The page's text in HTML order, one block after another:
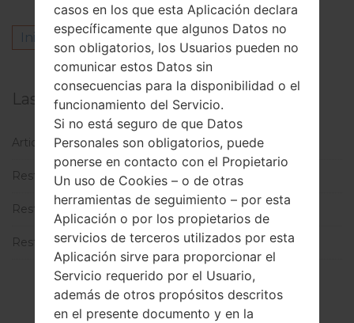
Inicie la sesiónpara dejar su comentario.
Las categorías
Articulos utiles (1)
Restablecer datos de fábrica a través del código
Restablecer datos de fábrica a través del menú (11)
Restablecimiento Completo (3)
casos en los que esta Aplicación declara
específicamente que algunos Datos no
son obligatorios, los Usuarios pueden no
comunicar estos Datos sin
consecuencias para la disponibilidad o el
funcionamiento del Servicio.
Si no está seguro de que Datos
Personales son obligatorios, puede
ponerse en contacto con el Propietario
Un uso de Cookies – o de otras
herramientas de seguimiento – por esta
Aplicación o por los propietarios de
servicios de terceros utilizados por esta
Aplicación sirve para proporcionar el
Servicio requerido por el Usuario,
además de otros propósitos descritos
en el presente documento y en la